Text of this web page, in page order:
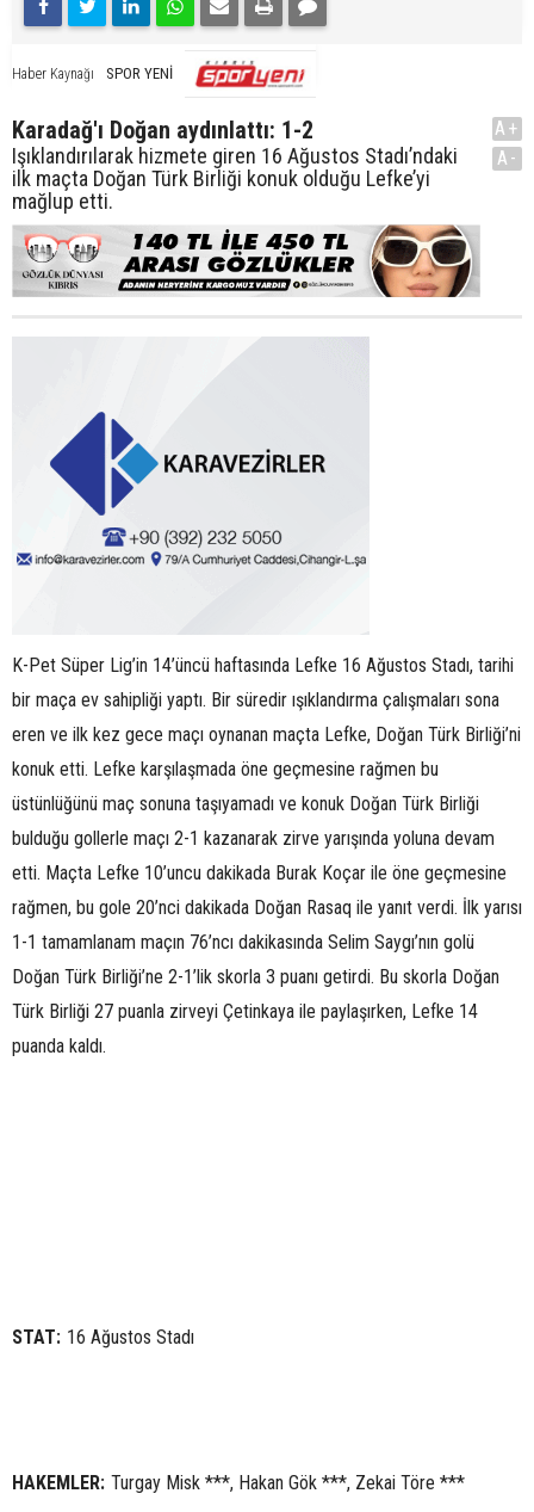
Haber Kaynağı SPOR YENİ
Karadağ'ı Doğan aydınlattı: 1-2
Işıklandırılarak hizmete giren 16 Ağustos Stadı’ndaki
ilk maçta Doğan Türk Birliği konuk olduğu Lefke’yi
mağlup etti.
A+
A-
K-Pet Süper Lig’in 14’üncü haftasında Lefke 16 Ağustos Stadı, tarihi
bir maça ev sahipliği yaptı. Bir süredir ışıklandırma çalışmaları sona
eren ve ilk kez gece maçı oynanan maçta Lefke, Doğan Türk Birliği’ni
konuk etti. Lefke karşılaşmada öne geçmesine rağmen bu
üstünlüğünü maç sonuna taşıyamadı ve konuk Doğan Türk Birliği
bulduğu gollerle maçı 2-1 kazanarak zirve yarışında yoluna devam
etti. Maçta Lefke 10’uncu dakikada Burak Koçar ile öne geçmesine
rağmen, bu gole 20’nci dakikada Doğan Rasaq ile yanıt verdi. İlk yarısı
1-1 tamamlanam maçın 76’ncı dakikasında Selim Saygı’nın golü
Doğan Türk Birliği’ne 2-1’lik skorla 3 puanı getirdi. Bu skorla Doğan
Türk Birliği 27 puanla zirveyi Çetinkaya ile paylaşırken, Lefke 14
puanda kaldı.
STAT: 16 Ağustos Stadı
HAKEMLER: Turgay Misk ***, Hakan Gök ***, Zekai Töre ***